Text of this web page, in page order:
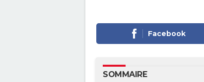
Facebook
SOMMAIRE